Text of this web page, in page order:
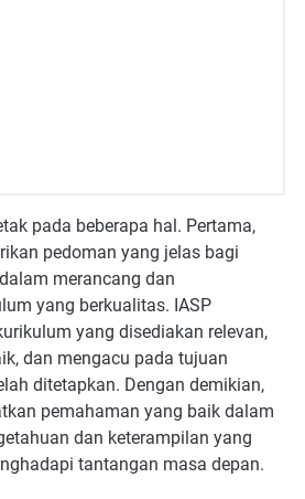
pada beberapa hal. Pertama,
pedoman yang jelas bagi
merancang dan
yang berkualitas. IASP
yang disediakan relevan,
dan mengacu pada tujuan
ditetapkan. Dengan demikian,
pemahaman yang baik dalam
dan keterampilan yang
tantangan masa depan.